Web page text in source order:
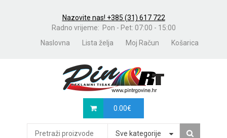
Nazovite nas! +385 (31) 617 722
Radno vrijeme: Pon - Pet: 07:00 - 15:00
Naslovna
Lista želja Moj Račun Košarica
0.00€
Sve kategorije